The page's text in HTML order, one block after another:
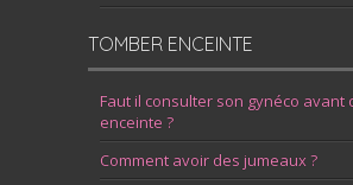
TOMBER ENCEINTE
Faut il consulter son gynéco avant
enceinte ?
Comment avoir des jumeaux ?